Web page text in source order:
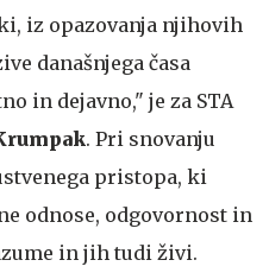
iz opazovanja njihovih
današnjega časa
in dejavno," je za STA
. Pri snovanju
pristopa, ki
odnose, odgovornost in
in jih tudi živi.